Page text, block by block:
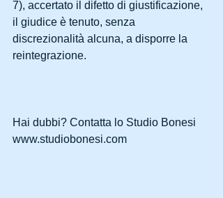
7), accertato il difetto di giustificazione,
il giudice è tenuto, senza
discrezionalità alcuna, a disporre la
reintegrazione.
Hai dubbi? Contatta lo Studio Bonesi
www.studiobonesi.com